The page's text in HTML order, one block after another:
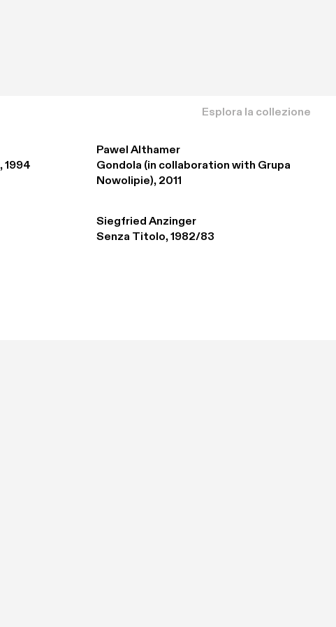
Esplora la collezione
1994
Pawel Althamer
Gondola (in collaboration with Grupa
Nowolipie), 2011
Siegfried Anzinger
Senza Titolo, 1982/83